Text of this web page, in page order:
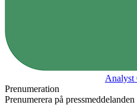
Analyst
Prenumeration
Prenumerera på pressmeddelanden